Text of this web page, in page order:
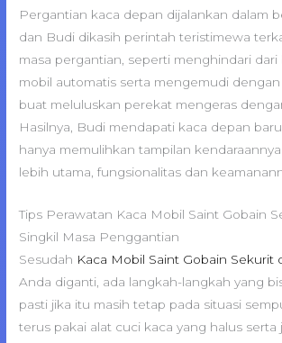
Pergantian kaca depan dijalankan dalam
dan Budi dikasih perintah teristimewa
masa pergantian, seperti menghindari
mobil automatis serta mengemudi
buat meluluskan perekat mengeras
Hasilnya, Budi mendapati kaca depan
hanya memulihkan tampilan
lebih utama, fungsionalitas dan
Tips Perawatan Kaca Mobil Saint Gobain
Singkil Masa Penggantian
Sesudah Kaca Mobil Saint Gobain Sekurit
Anda diganti, ada langkah-langkah yang
pasti jika itu masih tetap pada situasi
terus pakai alat cuci kaca yang halus serta